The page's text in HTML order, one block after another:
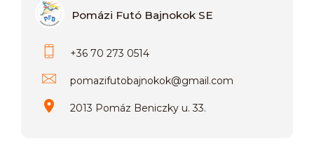
Pomázi Futó Bajnokok SE
+36 70 273 0514
pomazifutobajnokok@gmail.com
2013 Pomáz Beniczky u. 33.